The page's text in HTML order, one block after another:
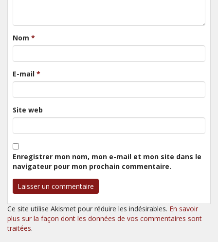
Nom *
E-mail *
Site web
Enregistrer mon nom, mon e-mail et mon site dans le
navigateur pour mon prochain commentaire.
Ce site utilise Akismet pour réduire les indésirables. En savoir
plus sur la façon dont les données de vos commentaires sont
traitées.